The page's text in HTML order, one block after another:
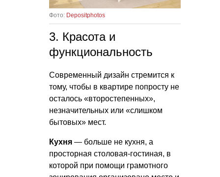
Фото: Depositphotos
3. Красота и
функциональность
Современный дизайн стремится к
тому, чтобы в квартире попросту не
осталось «второстепенных»,
незначительных или «слишком
бытовых» мест.
Кухня — больше не кухня, а
просторная столовая-гостиная, в
которой при помощи грамотного